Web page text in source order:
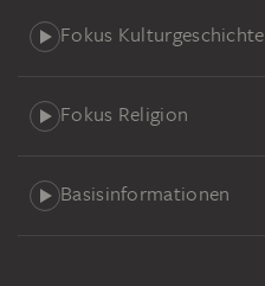
Fokus Kulturgeschichte
Fokus Religion
Basisinformationen